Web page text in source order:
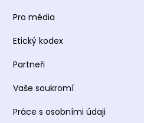
Pro média
Etický kodex
Partneři
Vaše soukromí
Práce s osobními údaji